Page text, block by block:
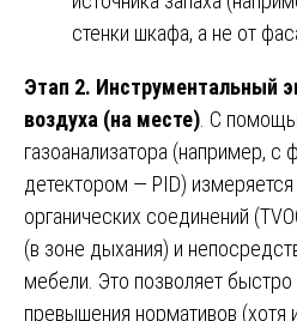
стенки шкафа, а не от
Этап 2. Инструментальный
воздуха (на месте) . С
газоанализатора (например, с
детектором — PID)
органических соединений
(в зоне дыхания) и
мебели. Это позволяет быстро
превышения нормативов (хотя